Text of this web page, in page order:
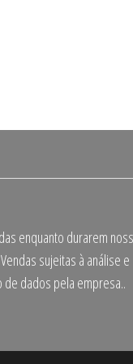
enquanto durarem
sujeitas à análise e
de dados pela empresa..